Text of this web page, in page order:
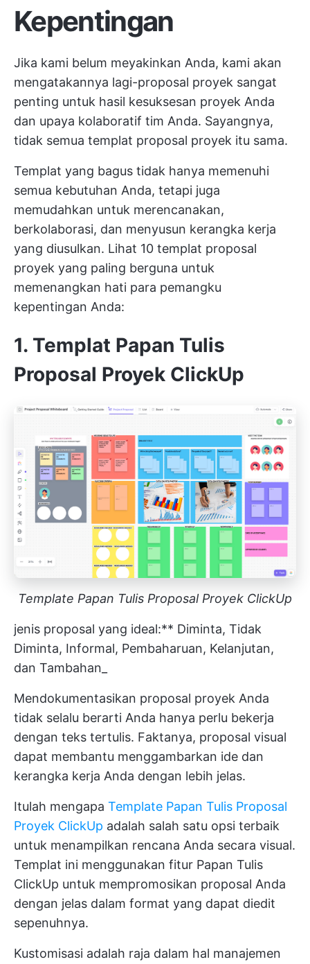
Kepentingan
Jika kami belum meyakinkan Anda, kami akan
mengatakannya lagi-proposal proyek sangat
penting untuk hasil kesuksesan proyek Anda
dan upaya kolaboratif tim Anda. Sayangnya,
tidak semua templat proposal proyek itu sama.
Templat yang bagus tidak hanya memenuhi
semua kebutuhan Anda, tetapi juga
memudahkan untuk merencanakan,
berkolaborasi, dan menyusun kerangka kerja
yang diusulkan. Lihat 10 templat proposal
proyek yang paling berguna untuk
memenangkan hati para pemangku
kepentingan Anda:
1. Templat Papan Tulis
Proposal Proyek ClickUp
Template Papan Tulis Proposal Proyek ClickUp
jenis proposal yang ideal:** Diminta, Tidak
Diminta, Informal, Pembaharuan, Kelanjutan,
dan Tambahan_
Mendokumentasikan proposal proyek Anda
tidak selalu berarti Anda hanya perlu bekerja
dengan teks tertulis. Faktanya, proposal visual
dapat membantu menggambarkan ide dan
kerangka kerja Anda dengan lebih jelas.
Itulah mengapa Template Papan Tulis Proposal
Proyek ClickUp adalah salah satu opsi terbaik
untuk menampilkan rencana Anda secara visual.
Templat ini menggunakan fitur Papan Tulis
ClickUp untuk mempromosikan proposal Anda
dengan jelas dalam format yang dapat diedit
sepenuhnya.
Kustomisasi adalah raja dalam hal manajemen